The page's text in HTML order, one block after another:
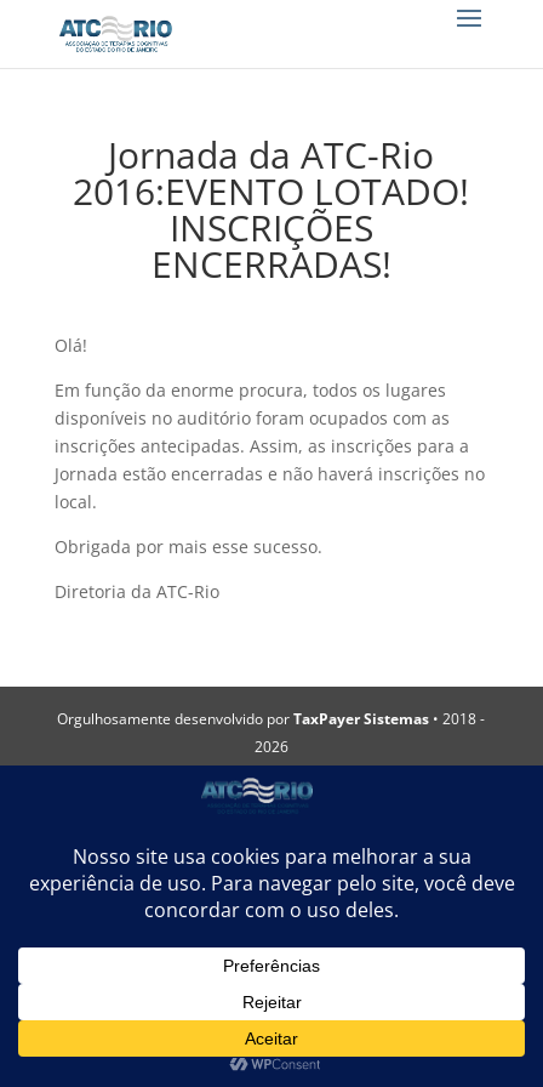
Jornada da ATC-Rio
2016:EVENTO LOTADO!
INSCRIÇÕES
ENCERRADAS!
Olá!
Em função da enorme procura, todos os lugares
disponíveis no auditório foram ocupados com as
inscrições antecipadas. Assim, as inscrições para a
Jornada estão encerradas e não haverá inscrições no
local.
Obrigada por mais esse sucesso.
Diretoria da ATC-Rio
Orgulhosamente desenvolvido porTaxPayer Sistemas • 2018 -
2026